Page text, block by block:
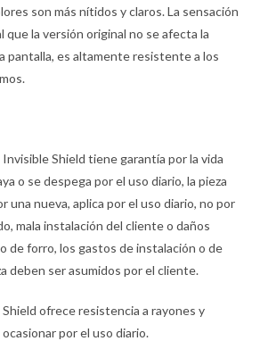
son más nítidos y claros. La sensación
que la versión original no se afecta la
pantalla, es altamente resistente a los
Shield tiene garantía por la vida
o se despega por el uso diario, la pieza
una nueva, aplica por el uso diario, no por
mala instalación del cliente o daños
de forro, los gastos de instalación o de
deben ser asumidos por el cliente.
ofrece resistencia a rayones y
por el uso diario.